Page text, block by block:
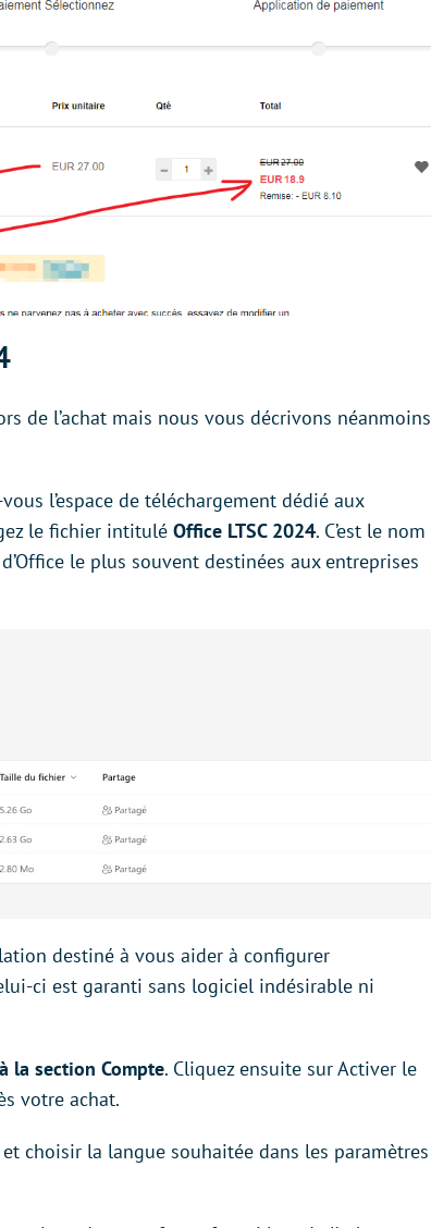
de l’achat mais nous vous décrivons néanmoins
l’espace de téléchargement dédié aux
le fichier intitulé Office LTSC 2024. C’est le nom
le plus souvent destinées aux entreprises
destiné à vous aider à configurer
ci est garanti sans logiciel indésirable ni
la section Compte. Cliquez ensuite sur Activer le
votre achat.
choisir la langue souhaitée dans les paramètres